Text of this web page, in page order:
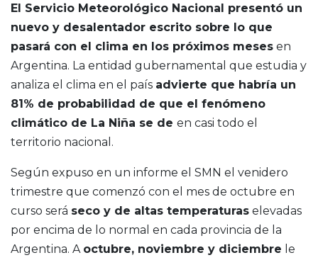
El Servicio Meteorológico Nacional presentó un
nuevo y desalentador escrito sobre lo que
pasará con el clima en los próximos meses en
Argentina. La entidad gubernamental que estudia y
analiza el clima en el país advierte que habría un
81% de probabilidad de que el fenómeno
climático de La Niña se de en casi todo el
territorio nacional.
Según expuso en un informe el SMN el venidero
trimestre que comenzó con el mes de octubre en
curso será seco y de altas temperaturas elevadas
por encima de lo normal en cada provincia de la
Argentina. A octubre, noviembre y diciembre le